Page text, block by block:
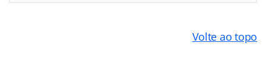
Volte ao topo